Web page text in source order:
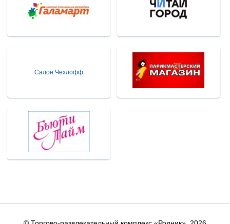
Салон Чехлофф